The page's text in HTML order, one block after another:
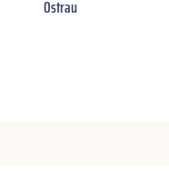
Ostrau